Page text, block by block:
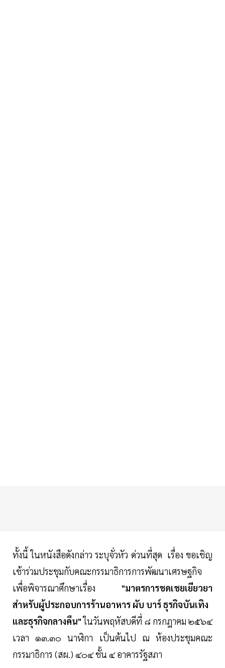
ทั้งนี้ ในหนังสือดังกล่าว ระบุจั่วหัว ด่วนที่สุด เรื่อง ขอเชิญ
เช้าร่วมประชุมกับคณะกรรมาธิการการพัฒนาเศรษฐกิจ
เพื่อพิจารณาศึกษาเรื่อง "มาตรการชดเชยเยียวยา
สำหรับผู้ประกอบการร้านอาหาร ผับ บาร์ ธุรกิจบันเทิง
และธุรกิจกลางคืน"ในวันพฤหัสบดีที่ ๘ กรกฎาคม ๒๕๖๔
เวลา ๑๓.๓๐ นาฬิกา เป็นต้นไป ณ ห้องประชุมคณะ
กรรมาธิการ (สผ.) ๔๐๔ ชั้น ๔ อาคารรัฐสภา